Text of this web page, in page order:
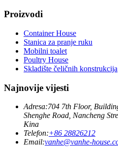
Proizvodi
Container House
Stanica za pranje ruku
Mobilni toalet
Poultry House
Skladište čeličnih konstrukcija
Najnovije vijesti
Adresa:704 7th Floor,
Shenghe Road, Nancheng
Kina
Telefon:+86 28826212
Email:vanhe@vanhe-